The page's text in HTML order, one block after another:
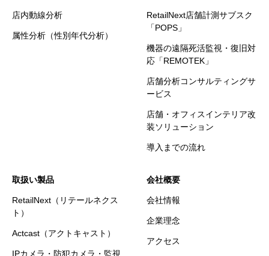
店内動線分析
属性分析（性別年代分析）
RetailNext店舗計測サブスク
「POPS」
機器の遠隔死活監視・復旧対
応「REMOTEK」
店舗分析コンサルティングサ
ービス
店舗・オフィスインテリア改
装ソリューション
導入までの流れ
取扱い製品
RetailNext（リテールネクス
ト）
Actcast（アクトキャスト）
IPカメラ・防犯カメラ・監視
会社概要
会社情報
企業理念
アクセス